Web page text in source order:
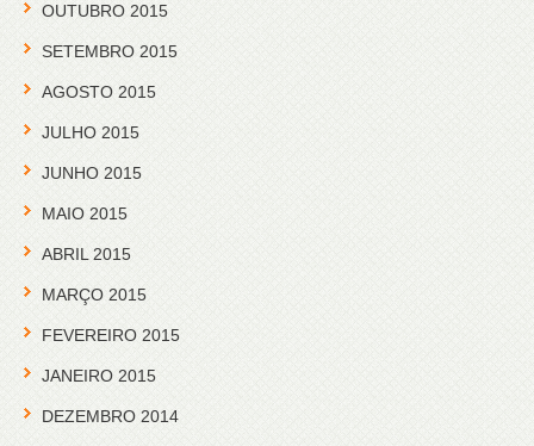
OUTUBRO 2015
SETEMBRO 2015
AGOSTO 2015
JULHO 2015
JUNHO 2015
MAIO 2015
ABRIL 2015
MARÇO 2015
FEVEREIRO 2015
JANEIRO 2015
DEZEMBRO 2014